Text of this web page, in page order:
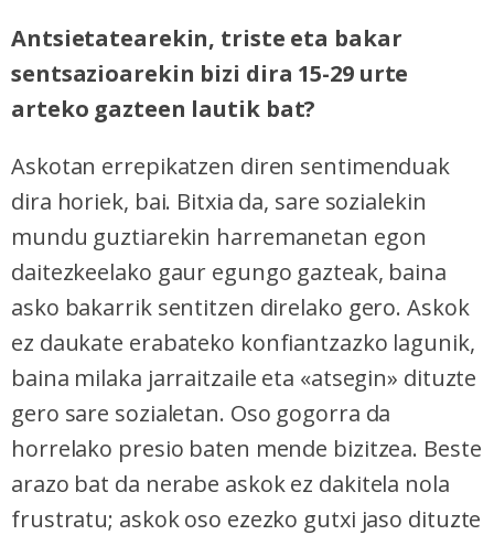
Antsietatearekin, triste eta bakar
sentsazioarekin bizi dira 15-29 urte
arteko gazteen lautik bat?
Askotan errepikatzen diren sentimenduak
dira horiek, bai. Bitxia da, sare sozialekin
mundu guztiarekin harremanetan egon
daitezkeelako gaur egungo gazteak, baina
asko bakarrik sentitzen direlako gero. Askok
ez daukate erabateko konfiantzazko lagunik,
baina milaka jarraitzaile eta «atsegin» dituzte
gero sare sozialetan. Oso gogorra da
horrelako presio baten mende bizitzea. Beste
arazo bat da nerabe askok ez dakitela nola
frustratu; askok oso ezezko gutxi jaso dituzte